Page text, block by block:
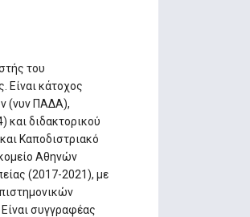
του
Είναι κάτοχος
(νυν ΠΑΔΑ),
και διδακτορικού
Καποδιστριακό
Αθηνών
(2017-2021), με
συγγραφέας